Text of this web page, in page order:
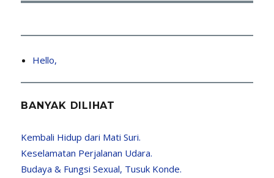
Hello,
BANYAK DILIHAT
Kembali Hidup dari Mati Suri.
Keselamatan Perjalanan Udara.
Budaya & Fungsi Sexual, Tusuk Konde.